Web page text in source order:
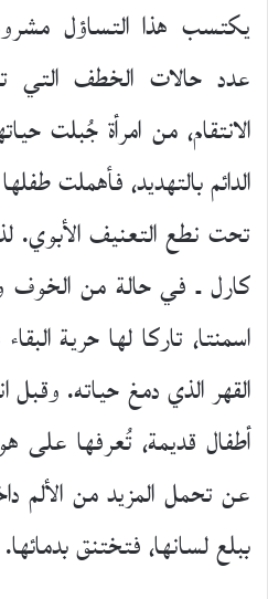
يكتسب هذا التساؤل
عدد حالات الخطف التي
الانتقام، من امرأة جُبلت
الدائم بالتهديد، فأهملت
تحت نطع التعنيف الأبوي.
كارل ـ في حالة من الخوف
اسمنتا، تاركا لها حرية
القهر الذي دمغ حياته. وقبل
أطفال قديمة، تُعرفها على
عن تحمل المزيد من الألم
ببلع لسانها، فتختنق بدمائها.